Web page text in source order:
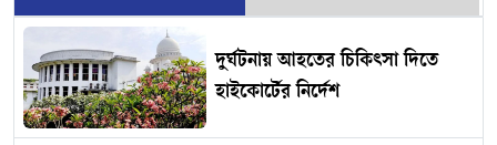
দুর্ঘটনায় আহতের চিকিৎসা দিতে
হাইকোর্টের নির্দেশ